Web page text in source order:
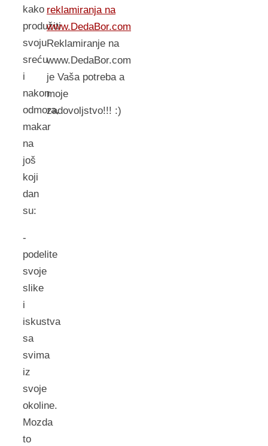
kako
produžiti
svoju
sreću
i
nakon
odmora,
makar
na
još
koji
dan
su:
-
podelite
svoje
slike
i
iskustva
sa
svima
iz
svoje
okoline.
Mozda
to
reklamiranja na
www.DedaBor.com
Reklamiranje na
www.DedaBor.com
je Vaša potreba a
moje
zadovoljstvo!!! :)